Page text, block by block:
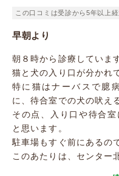
この口コミは受診から5年以上経
早朝より
朝８時から診療していま
猫と犬の入り口が分かれ
特に猫はナーバスで臆
に、待合室での犬の吠え
その点、入り口や待合
と思います。
駐車場もすぐ前にあるの
このあたりは、センター